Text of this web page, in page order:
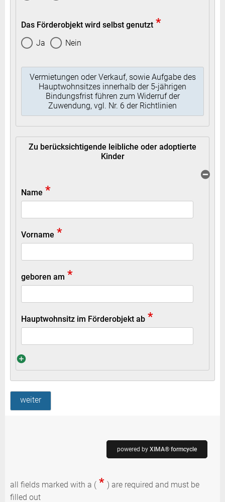
Das Förderobjekt wird selbst genutzt *
Ja Nein
Vermietungen oder Verkauf, sowie Aufgabe des
Hauptwohnsitzes innerhalb der 5-jährigen
Bindungsfrist führen zum Widerruf der
Zuwendung, vgl. Nr. 6 der Richtlinien
Zu berücksichtigende leibliche oder adoptierte
Kinder
Name *
Vorname *
geboren am *
Hauptwohnsitz im Förderobjekt ab *
weiter
powered by XIMA® formcycle
all fields marked with a ( * ) are required and must be
filled out